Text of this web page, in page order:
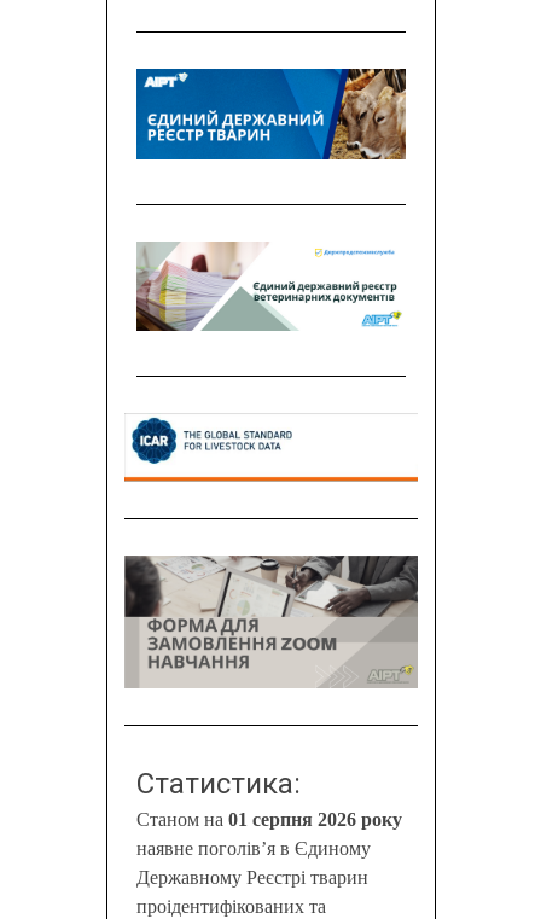
Статистика:
Станом на 01 серпня 2026 року
наявне поголів’я в Єдиному
Державному Реєстрі тварин
проідентифікованих та